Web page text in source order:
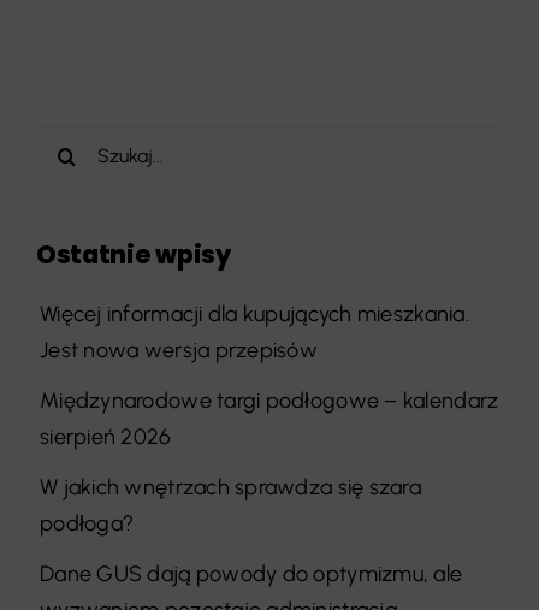
Szukaj
Ostatnie wpisy
Więcej informacji dla kupujących mieszkania.
Jest nowa wersja przepisów
Międzynarodowe targi podłogowe – kalendarz
sierpień 2026
W jakich wnętrzach sprawdza się szara
podłoga?
Dane GUS dają powody do optymizmu, ale